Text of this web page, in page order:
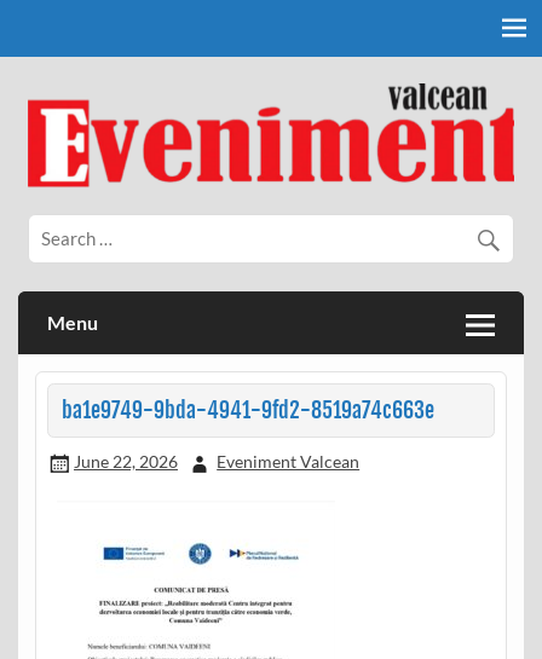
Eveniment Valcean
Menu
ba1e9749-9bda-4941-9fd2-8519a74c663e
June 22, 2026 Eveniment Valcean